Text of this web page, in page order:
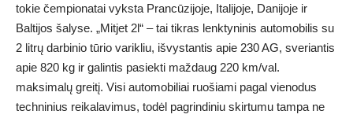
tokie čempionatai vyksta Prancūzijoje, Italijoje, Danijoje ir
Baltijos šalyse. „Mitjet 2l“ – tai tikras lenktyninis automobilis su
2 litrų darbinio tūrio varikliu, išvystantis apie 230 AG, sveriantis
apie 820 kg ir galintis pasiekti maždaug 220 km/val.
maksimalų greitį. Visi automobiliai ruošiami pagal vienodus
techninius reikalavimus, todėl pagrindiniu skirtumu tampa ne